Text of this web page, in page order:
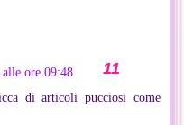
ore 09:48
di articoli pucciosi come